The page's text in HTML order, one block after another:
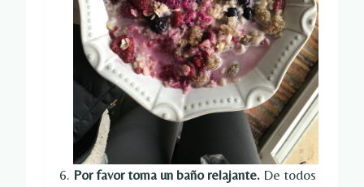
Por favor toma un baño relajante. De todos